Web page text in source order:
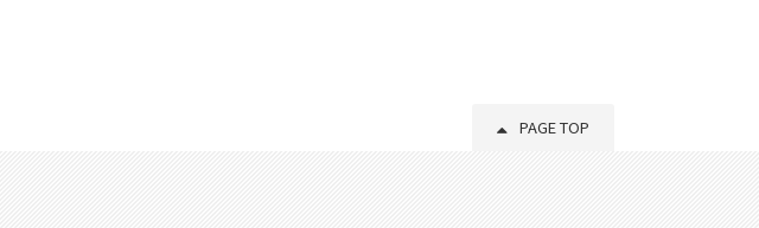
PAGE TOP